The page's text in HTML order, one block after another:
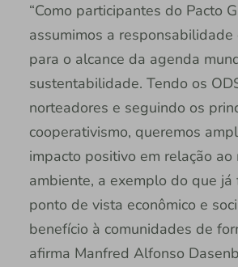
“Como participantes do Pacto
assumimos a
para o alcance da agenda
sustentabilidade. Tendo os
norteadores e seguindo os
cooperativismo, queremos
impacto positivo em relação ao
ambiente, a exemplo do que já
ponto de vista econômico e
benefício à comunidades de
afirma Manfred Alfonso